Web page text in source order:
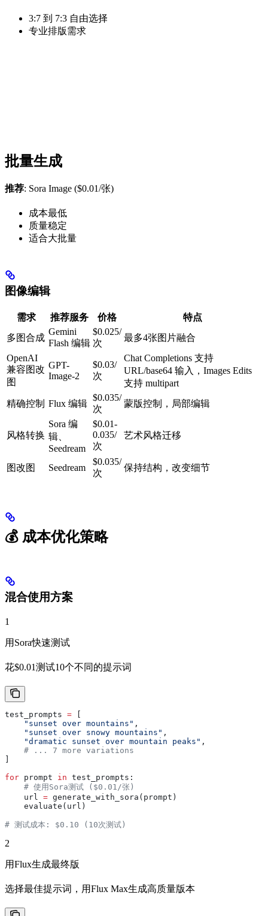
3:7 到 7:3 自由选择
专业排版需求
批量生成
推荐: Sora Image ($0.01/张)
成本最低
质量稳定
适合大批量
图像编辑
需求 推荐服务 价格
特点
多图合成
Gemini
Flash 编辑
$0.025/
次
最多4张图片融合
OpenAI
兼容图改
图
GPT-
Image-2
$0.03/
次
Chat Completions 支持
URL/base64 输入，Images Edits
支持 multipart
精确控制 Flux 编辑
$0.035/
次
蒙版控制，局部编辑
风格转换
Sora 编
辑、
Seedream
$0.01-
0.035/
次
艺术风格迁移
图改图 Seedream
$0.035/
次
保持结构，改变细节
💰 成本优化策略
混合使用方案
1
用Sora快速测试
花$0.01测试10个不同的提示词
test_prompts =
    "sunset over mountains"
,
    "sunset over snowy mountains"
,
    "dramatic sunset over mountain peaks"
,
    # ... 7 more variations
for prompt in test_prompts:
    # 使用Sora测试 ($0.01/张)
    url
= generate_with_sora(prompt)
    evaluate(url)
# 测试成本: $0.10 (10次测试)
2
用Flux生成最终版
选择最佳提示词，用Flux Max生成高质量版本